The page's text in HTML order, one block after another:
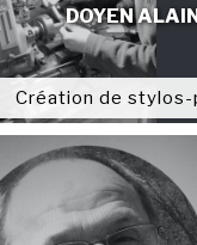
DOYEN
Création de stylos-